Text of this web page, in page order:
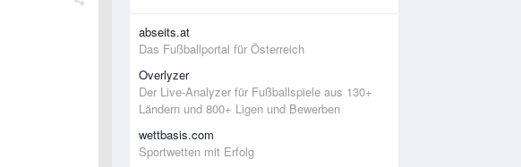
abseits.at
Das Fußballportal für Österreich
Overlyzer
Der Live-Analyzer für Fußballspiele aus 130+
Ländern und 800+ Ligen und Bewerben
wettbasis.com
Sportwetten mit Erfolg